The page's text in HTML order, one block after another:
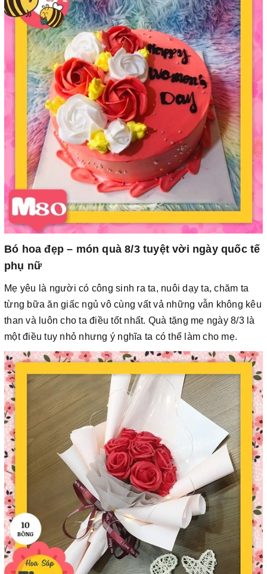
Bó hoa đẹp – món quà 8/3 tuyệt vời ngày quốc tế
phụ nữ
Mẹ yêu là người có công sinh ra ta, nuôi dạy ta, chăm ta
từng bữa ăn giấc ngủ vô cùng vất vả những vẫn không kêu
than và luôn cho ta điều tốt nhất. Quà tặng mẹ ngày 8/3 là
một điều tuy nhỏ nhưng ý nghĩa ta có thể làm cho mẹ.